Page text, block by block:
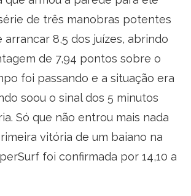
de três manobras potentes
8,5 dos juízes, abrindo
de 7,94 pontos sobre o
foi passando e a situação era
soou o sinal dos 5 minutos
Só que não entrou mais nada
vitória de um baiano na
foi confirmada por 14,10 a